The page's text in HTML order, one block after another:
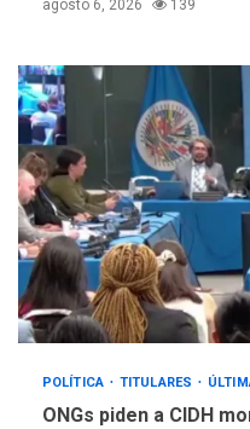
agosto 6, 2026 139
POLÍTICA TITULARES
ONGs piden a CIDH